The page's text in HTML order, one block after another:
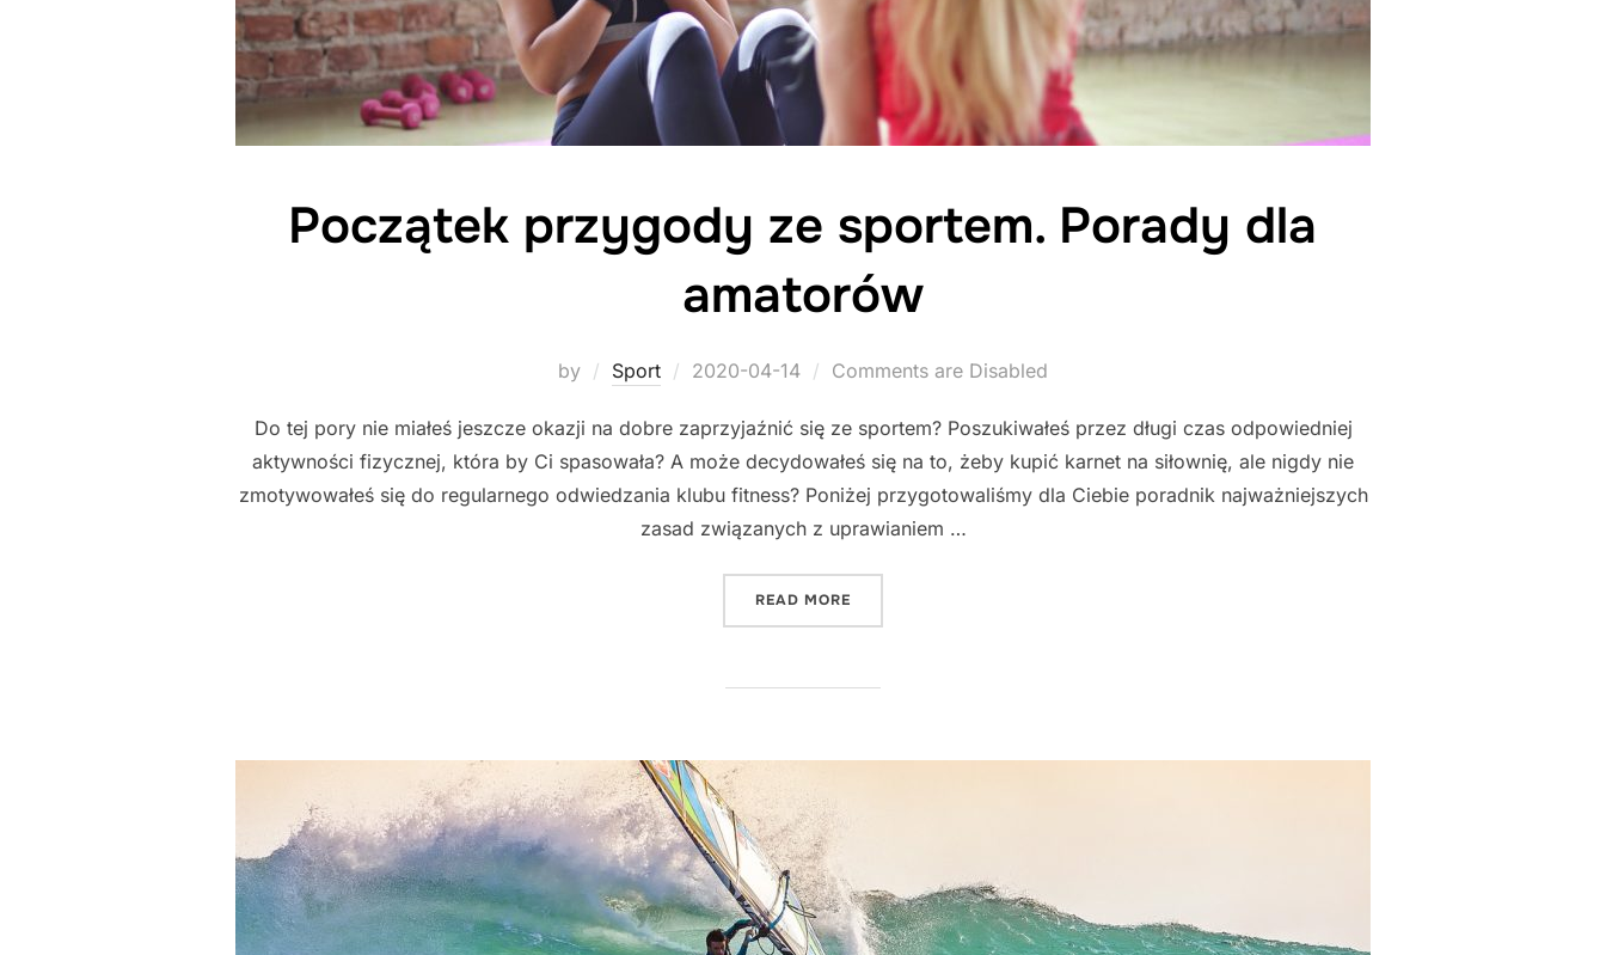
Początek przygody ze sportem. Porady dla
amatorów
by Sport
Posted
2020-04-14 Comments are Disabled
Do tej pory nie miałeś jeszcze okazji na dobre zaprzyjaźnić się ze sportem? Poszukiwałeś przez długi czas odpowiedniej
aktywności fizycznej, która by Ci spasowała? A może decydowałeś się na to, żeby kupić karnet na siłownię, ale nigdy nie
zmotywowałeś się do regularnego odwiedzania klubu fitness? Poniżej przygotowaliśmy dla Ciebie poradnik najważniejszych
zasad związanych z uprawianiem …
READ MORE